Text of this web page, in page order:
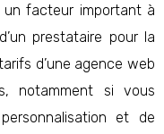
facteur important à
prestataire pour la
d’une agence web
notamment si vous
et de